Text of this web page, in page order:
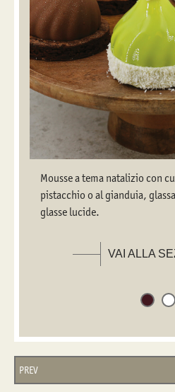
Mousse a tema natalizio con
pistacchio o al gianduia,
glasse lucide.
VAI ALLA
PREV